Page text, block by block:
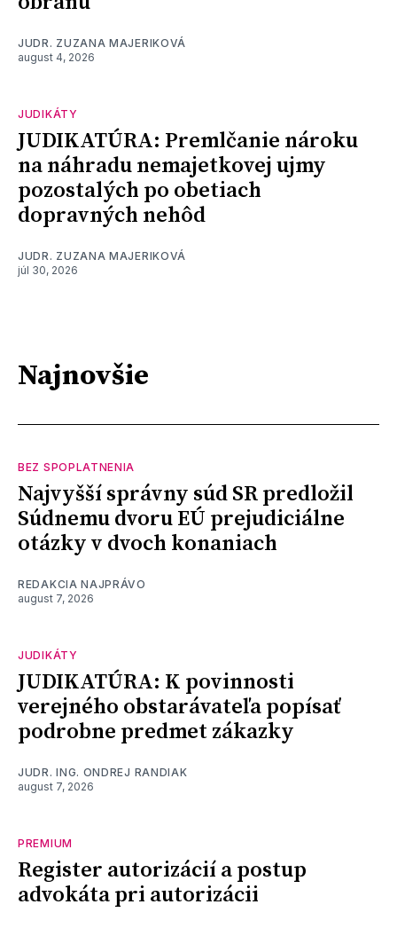
JUDR. ZUZANA MAJERIKOVÁ
august 4, 2026
JUDIKÁTY
JUDIKATÚRA: Premlčanie nároku
na náhradu nemajetkovej ujmy
pozostalých po obetiach
dopravných nehôd
JUDR. ZUZANA MAJERIKOVÁ
júl 30, 2026
Najnovšie
BEZ SPOPLATNENIA
Najvyšší správny súd SR predložil
Súdnemu dvoru EÚ prejudiciálne
otázky v dvoch konaniach
REDAKCIA NAJPRÁVO
august 7, 2026
JUDIKÁTY
JUDIKATÚRA: K povinnosti
verejného obstarávateľa popísať
podrobne predmet zákazky
JUDR. ING. ONDREJ RANDIAK
august 7, 2026
PREMIUM
Register autorizácií a postup
advokáta pri autorizácii